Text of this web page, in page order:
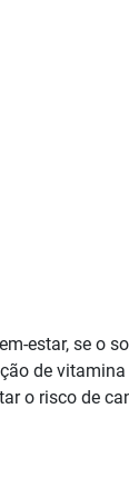
estar, se o
de
o risco de